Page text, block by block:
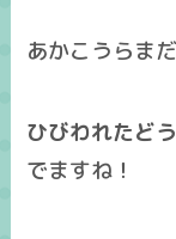
あかこうらま
ひびわれたど
でますね！